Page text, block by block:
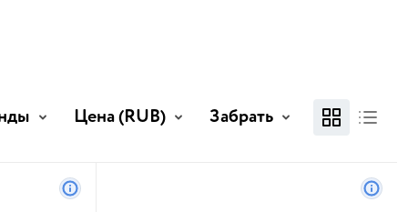
Цена(RUB) Забрать